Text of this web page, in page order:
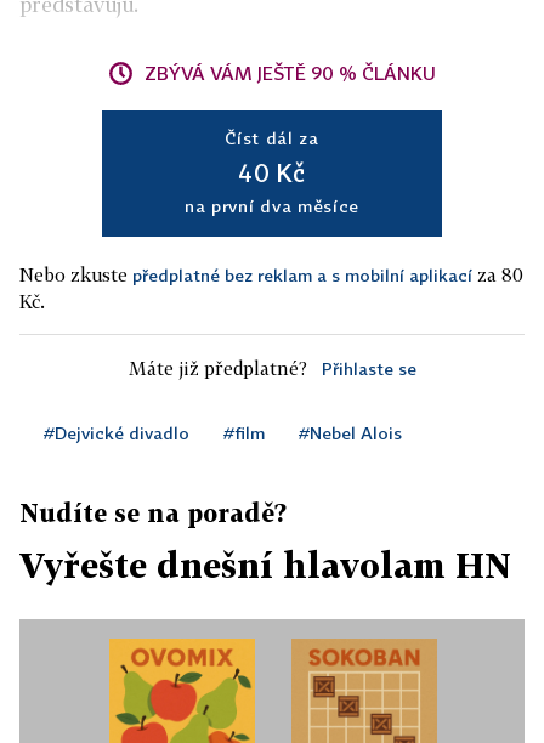
ZBÝVÁ VÁM JEŠTĚ 90 % ČLÁNKU
Číst dál za
40 Kč
na první dva měsíce
Nebo zkuste předplatné bez reklam a s mobilní aplikací za 80
Kč.
Máte již předplatné? Přihlaste se
#Dejvické divadlo #film #Nebel Alois
Nudíte se na poradě?
Vyřešte dnešní hlavolam HN